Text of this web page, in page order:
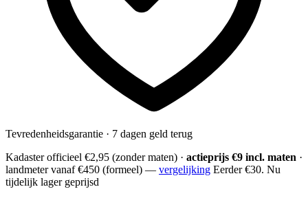
Tevredenheidsgarantie · 7 dagen geld terug
Kadaster officieel €2,95 (zonder maten) · actieprijs €9 incl. maten ·
landmetervanaf €450 (formeel) — vergelijking Eerder €30. Nu
tijdelijk lager geprijsd